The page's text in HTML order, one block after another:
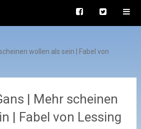
wollen als sein | Fabel von
| Mehr scheinen
| Fabel von Lessing